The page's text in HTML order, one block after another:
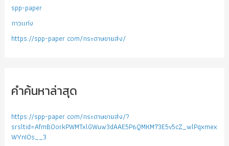
spp-paper
กาวแท่ง
https://spp-paper com/กระดาษขายส่ง/
คำค้นหาล่าสุด
https://spp-paper com/กระดาษขายส่ง/?
srsltid=AfmBOorkPWMTxlGWuw3dAAE5P6QMKM73E5v5cZ_wlPqxmex
WYnIOs__3